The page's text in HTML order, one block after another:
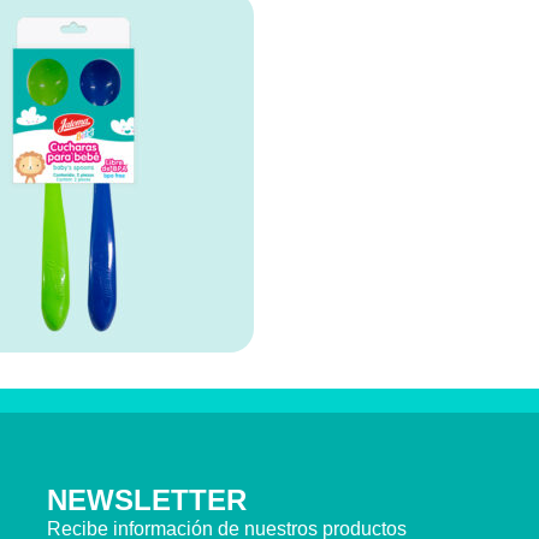
NEWSLETTER
Recibe información de nuestros productos